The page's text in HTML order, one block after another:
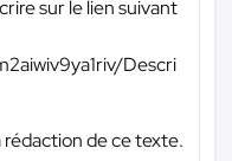
sur le lien suivant
Descri
rédaction de ce texte.